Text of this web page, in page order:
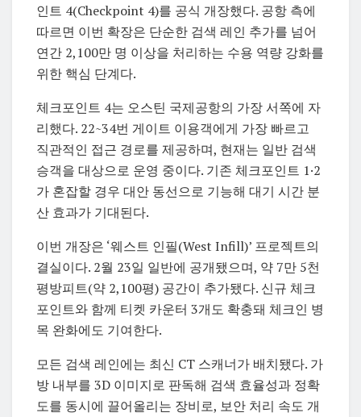
인트 4(Checkpoint 4)를 공식 개장했다. 공항 측에
따르면 이번 확장은 단순한 검색 레인 추가를 넘어
연간 2,100만 명 이상을 처리하는 수용 역량 강화를
위한 핵심 단계다.
체크포인트 4는 오스틴 국제공항의 가장 서쪽에 자
리했다. 22~34번 게이트 이용객에게 가장 빠르고
직관적인 접근 경로를 제공하며, 현재는 일반 검색
승객을 대상으로 운영 중이다. 기존 체크포인트 1·2
가 혼잡할 경우 대안 동선으로 기능해 대기 시간 분
산 효과가 기대된다.
이번 개장은 ‘웨스트 인필(West Infill)’ 프로젝트의
결실이다. 2월 23일 일반에 공개됐으며, 약 7만 5천
평방피트(약 2,100평) 공간이 추가됐다. 신규 체크
포인트와 함께 티켓 카운터 3개도 확충돼 체크인 병
목 완화에도 기여한다.
모든 검색 레인에는 최신 CT 스캐너가 배치됐다. 가
방 내부를 3D 이미지로 판독해 검색 효율성과 정확
도를 동시에 끌어올리는 장비로, 보안 처리 속도 개